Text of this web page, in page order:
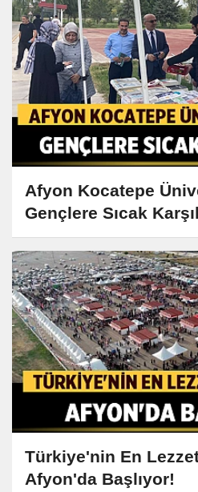
Afyon Kocatepe
Gençlere Sıcak
Türkiye'nin En
Afyon'da Başlıyor!